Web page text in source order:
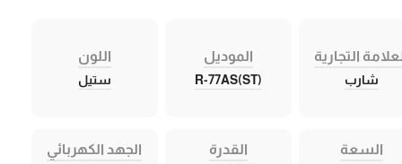
التجارية
شارب
الموديل
R-77AS(ST)
اللون
ستيل
السعة القدرة الجهد الكهربائي